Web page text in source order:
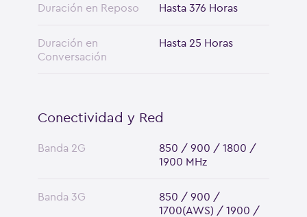
Duración en Reposo Hasta 376 Horas
Duración en
Conversación
Hasta 25 Horas
Conectividad y Red
Banda 2G
850 / 900 / 1800 /
1900 MHz
Banda 3G
850 / 900 /
1700(AWS) / 1900 /